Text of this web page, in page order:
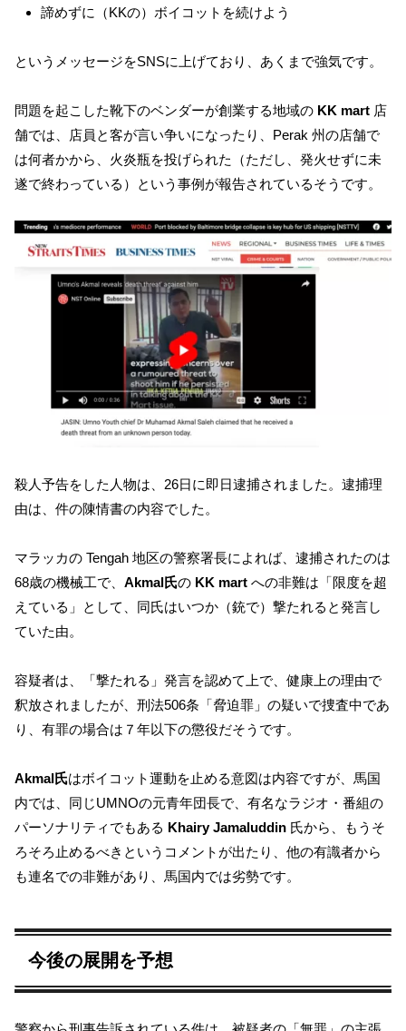
諦めずに（KKの）ボイコットを続けよう
というメッセージをSNSに上げており、あくまで強気です。
問題を起こした靴下のベンダーが創業する地域の KK mart 店
舗では、店員と客が言い争いになったり、Perak 州の店舗で
は何者かから、火炎瓶を投げられた（ただし、発火せずに未
遂で終わっている）という事例が報告されているそうです。
殺人予告をした人物は、26日に即日逮捕されました。逮捕理
由は、件の陳情書の内容でした。
マラッカの Tengah 地区の警察署長によれば、逮捕されたのは
68歳の機械工で、 Akmal氏の KK mart への非難は「限度を超
えている」として、同氏はいつか（銃で）撃たれると発言し
ていた由。
容疑者は、「撃たれる」発言を認めて上で、健康上の理由で
釈放されましたが、刑法506条「脅迫罪」の疑いで捜査中であ
り、有罪の場合は７年以下の懲役だそうです。
Akmal氏はボイコット運動を止める意図は内容ですが、馬国
内では、同じUMNOの元青年団長で、有名なラジオ・番組の
パーソナリティでもある Khairy Jamaluddin 氏から、もうそ
ろそろ止めるべきというコメントが出たり、他の有識者から
も連名での非難があり、馬国内では劣勢です。
今後の展開を予想